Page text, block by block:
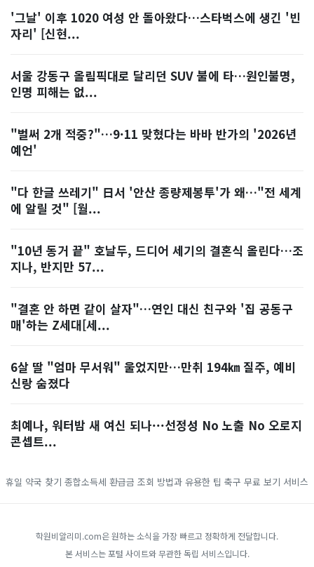
'그날' 이후 1020 여성 안 돌아왔다…스타벅스에 생긴 '빈
자리' [신현...
서울 강동구 올림픽대로 달리던 SUV 불에 타…원인불명,
인명 피해는 없...
"벌써 2개 적중?"…9·11 맞혔다는 바바 반가의 '2026년
예언'
"다 한글 쓰레기" 日서 '안산 종량제봉투'가 왜…"전 세계
에 알릴 것" [월...
"10년 동거 끝" 호날두, 드디어 세기의 결혼식 올린다…조
지나, 반지만 57...
"결혼 안 하면 같이 살자"…연인 대신 친구와 '집 공동구
매'하는 Z세대[세...
6살 딸 "엄마 무서워" 울었지만…만취 194㎞ 질주, 예비
신랑 숨졌다
최예나, 워터밤 새 여신 되나···선정성 No 노출 No 오로지
콘셉트...
휴일 약국 찾기 종합소득세 환급금 조회 방법과 유용한 팁 축구 무료 보기 서비스
학원비알리미.com은 원하는 소식을 가장 빠르고 정확하게 전달합니다.
본 서비스는 포털 사이트와 무관한 독립 서비스입니다.